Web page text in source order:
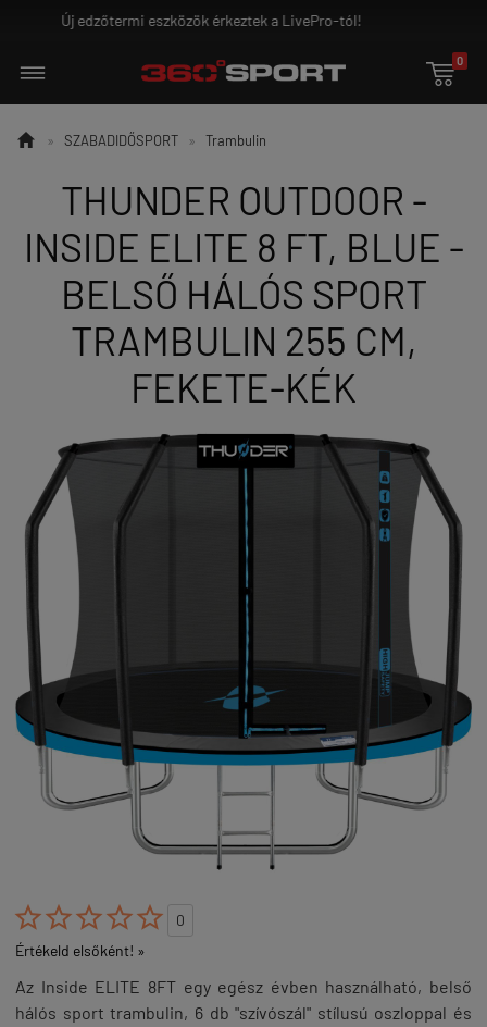
Ground Game - az igazi harcosoknak!

0
 » SZABADIDŐSPORT » Trambulin
THUNDER OUTDOOR -
INSIDE ELITE 8 FT, BLUE -
BELSŐ HÁLÓS SPORT
TRAMBULIN 255 CM,
FEKETE-KÉK

0
Értékeld elsőként! »
Az Inside ELITE 8FT egy egész évben használható, belső
hálós sport trambulin, 6 db "szívószál" stílusú oszloppal és